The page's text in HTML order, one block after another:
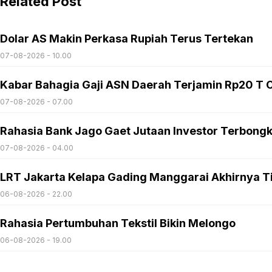
Dolar AS Makin Perkasa Rupiah Terus Tertekan
07-08-2026 - 10.00
Kabar Bahagia Gaji ASN Daerah Terjamin Rp20 T
07-08-2026 - 07.00
Rahasia Bank Jago Gaet Jutaan Investor
07-08-2026 - 04.00
LRT Jakarta Kelapa Gading Manggarai Akhirnya
06-08-2026 - 22.00
Rahasia Pertumbuhan Tekstil Bikin Melongo
06-08-2026 - 19.00